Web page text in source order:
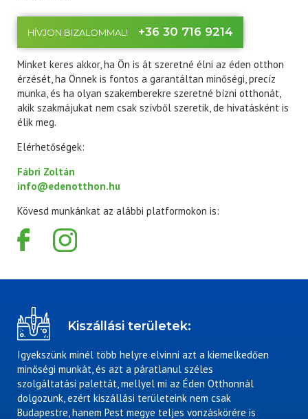
HÍVJON BIZALOMMAL! +36 30 716 9214
Minket keres akkor, ha Ön is át szeretné élni az éden otthon
érzését, ha Önnek is fontos a garantáltan minőségi, precíz
munka, és ha olyan szakemberekre szeretné bízni otthonát,
akik szakmájukat nem csak szívből szeretik, de hivatásként is
élik meg.
Elérhetőségek:
Fábri Zoltán
info@edenotthon.hu
Kövesd munkánkat az alábbi platformokon is:
Kiszállási területek:
Igyekszünk minél több helyre elvinni azt a kiemelkedően
minőségi munkát, és azt a páratlanul széles
szolgáltatási palettát, mellyel mi az Éden Otthonnál
dolgozunk, ezért kiszállási területeink nem csak
Budapestre, hanem Pest megye teljes vonzáskörére is